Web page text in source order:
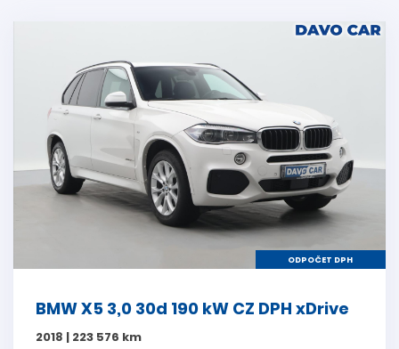
ODPOČET DPH
BMW X5 3,0 30d 190 kW CZ DPH xDrive
2018 | 223 576 km